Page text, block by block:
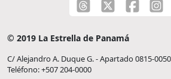
© 2019 La Estrella de Panamá
C/ Alejandro A. Duque G. - Apartado 0815-
Teléfono: +507 204-0000